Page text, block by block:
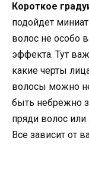
Короткое
подойдет
волос не особо
эффекта. Тут
какие черты
волосы можно
быть небрежно
пряди волос
Все зависит от